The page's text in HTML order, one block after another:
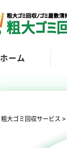
ホーム
粗大ゴミ回収サービス >